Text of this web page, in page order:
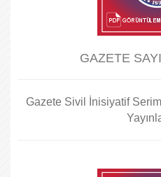
GAZETE
Gazete Sivil İnisiyatif